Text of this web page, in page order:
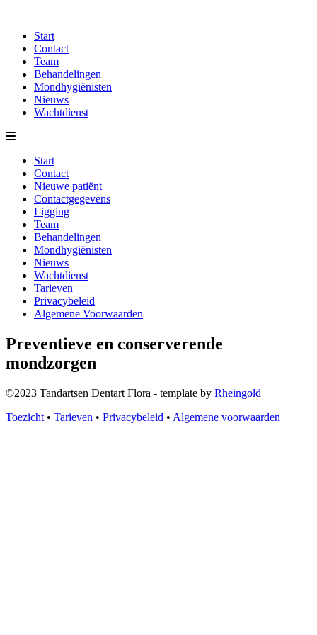
Start
Contact
Team
Behandelingen
Mondhygiënisten
Nieuws
Wachtdienst
Start
Contact
Nieuwe patiënt
Contactgegevens
Ligging
Team
Behandelingen
Mondhygiënisten
Nieuws
Wachtdienst
Tarieven
Privacybeleid
Algemene Voorwaarden
Preventieve en conserverende
mondzorgen
©2023 Tandartsen Dentart Flora - template by Rheingold
Toezicht • Tarieven • Privacybeleid • Algemene voorwaarden